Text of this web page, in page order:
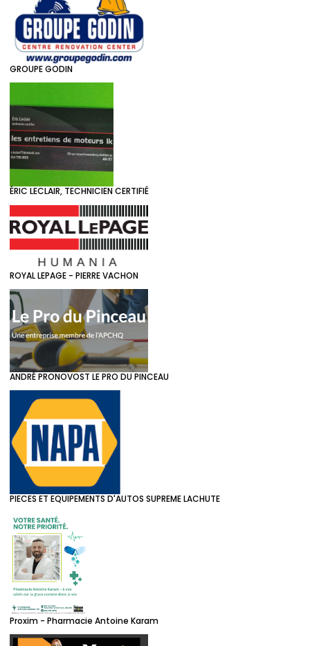
GROUPE GODIN
ÉRIC LECLAIR, TECHNICIEN CERTIFIÉ
ROYAL LEPAGE - PIERRE VACHON
ANDRÉ PRONOVOST LE PRO DU PINCEAU
PIECES ET EQUIPEMENTS D'AUTOS SUPREME LACHUTE
Proxim - Pharmacie Antoine Karam